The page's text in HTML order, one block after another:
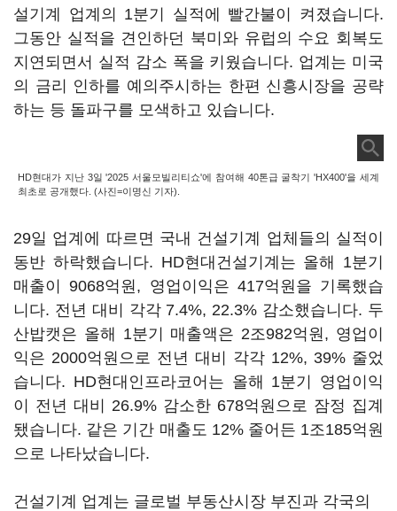
설기계 업계의 1분기 실적에 빨간불이 켜졌습니다.
그동안 실적을 견인하던 북미와 유럽의 수요 회복도
지연되면서 실적 감소 폭을 키웠습니다. 업계는 미국
의 금리 인하를 예의주시하는 한편 신흥시장을 공략
하는 등 돌파구를 모색하고 있습니다.
HD현대가 지난 3일 '2025 서울모빌리티쇼'에 참여해 40톤급 굴착기 'HX400'을 세계
최초로 공개했다. (사진=이명신 기자).
29일 업계에 따르면 국내 건설기계 업체들의 실적이
동반 하락했습니다. HD현대건설기계는 올해 1분기
매출이 9068억원, 영업이익은 417억원을 기록했습
니다. 전년 대비 각각 7.4%, 22.3% 감소했습니다. 두
산밥캣은 올해 1분기 매출액은 2조982억원, 영업이
익은 2000억원으로 전년 대비 각각 12%, 39% 줄었
습니다. HD현대인프라코어는 올해 1분기 영업이익
이 전년 대비 26.9% 감소한 678억원으로 잠정 집계
됐습니다. 같은 기간 매출도 12% 줄어든 1조185억원
으로 나타났습니다.
건설기계 업계는 글로벌 부동산시장 부진과 각국의